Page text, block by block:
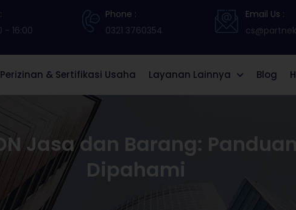
- 16:00
Phone :
0321 3760354
Email Us :
Perizinan & Sertifikasi Usaha Layanan Lainnya Blog
Jasa dan Barang:
Dipahami